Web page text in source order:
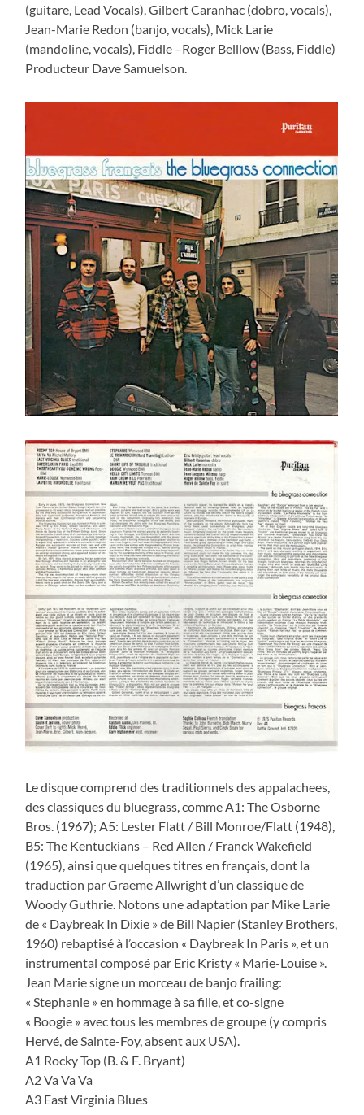
(guitare, Lead Vocals), Gilbert Caranhac (dobro, vocals),
Jean-Marie Redon (banjo, vocals), Mick Larie
(mandoline, vocals), Fiddle –Roger Belllow (Bass, Fiddle)
Producteur Dave Samuelson.
Le disque comprend des traditionnels des appalachees,
des classiques du bluegrass, comme A1: The Osborne
Bros. (1967); A5: Lester Flatt / Bill Monroe/Flatt (1948),
B5: The Kentuckians – Red Allen / Franck Wakefield
(1965), ainsi que quelques titres en français, dont la
traduction par Graeme Allwright d’un classique de
Woody Guthrie. Notons une adaptation par Mike Larie
de « Daybreak In Dixie » de Bill Napier (Stanley Brothers,
1960) rebaptisé à l’occasion « Daybreak In Paris », et un
instrumental composé par Eric Kristy « Marie-Louise ».
Jean Marie signe un morceau de banjo frailing:
« Stephanie » en hommage à sa fille, et co-signe
« Boogie » avec tous les membres de groupe (y compris
Hervé, de Sainte-Foy, absent aux USA).
A1 Rocky Top (B. & F. Bryant)
A2 Va Va Va
A3 East Virginia Blues